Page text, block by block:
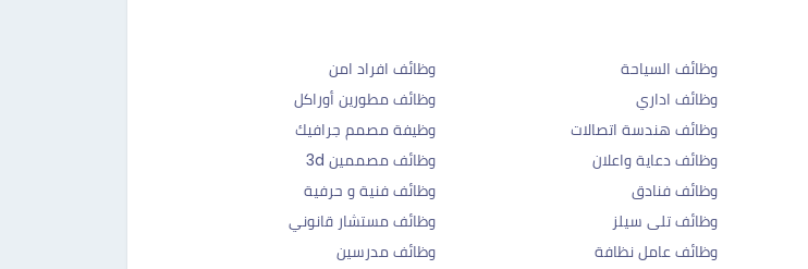
وظائف السياحة
وظائف افراد امن
وظائف اداري
وظائف مطورين أوراكل
وظائف هندسة اتصالات
وظيفة مصمم جرافيك
وظائف دعاية واعلان
وظائف مصممين 3d
وظائف فنادق
وظائف فنية و حرفية
وظائف تلى سيلز
وظائف مستشار قانوني
وظائف عامل نظافة
وظائف مدرسين